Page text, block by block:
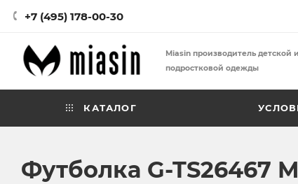
+7 (495) 178-00-30
Miasin производитель детской и
подростковой одежды
КАТАЛОГ
Футболка G-TS26467